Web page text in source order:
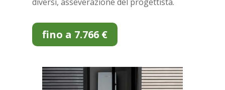
fino a 7.766 €